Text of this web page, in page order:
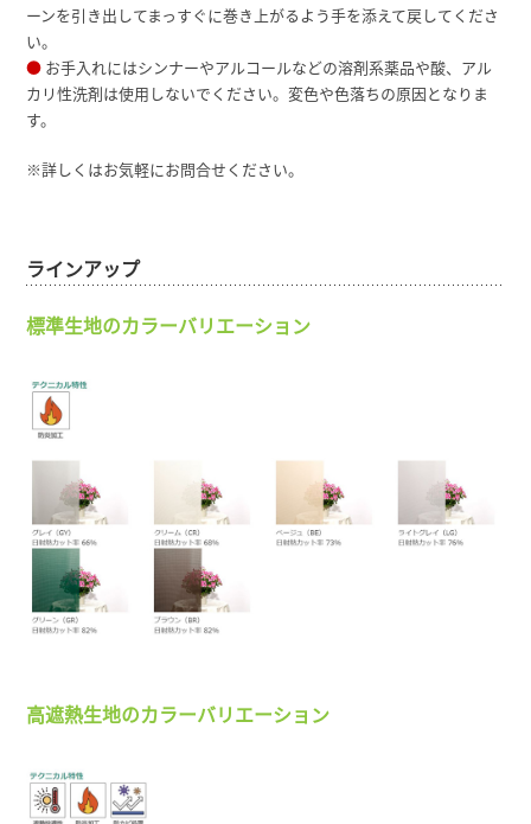
ーンを引き出してまっすぐに巻き上がるよう手を添えて戻してくださ
い。
● お手入れにはシンナーやアルコールなどの溶剤系薬品や酸、アル
カリ性洗剤は使用しないでください。変色や色落ちの原因となりま
す。
※詳しくはお気軽にお問合せください。
ラインアップ
標準生地のカラーバリエーション
高遮熱生地のカラーバリエーション